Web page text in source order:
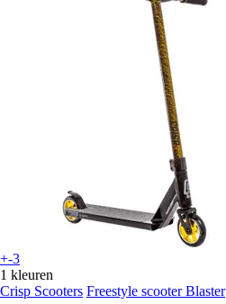
+-3
1 kleuren
Crisp Scooters Freestyle scooter Blaster